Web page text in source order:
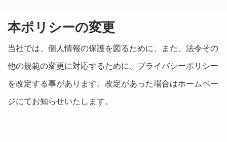
本ポリシーの変更
当社では、個人情報の保護を図るために、また、法令その
他の規範の変更に対応するために、プライバシーポリシー
を改定する事があります。改定があった場合はホームペー
ジにてお知らせいたします。